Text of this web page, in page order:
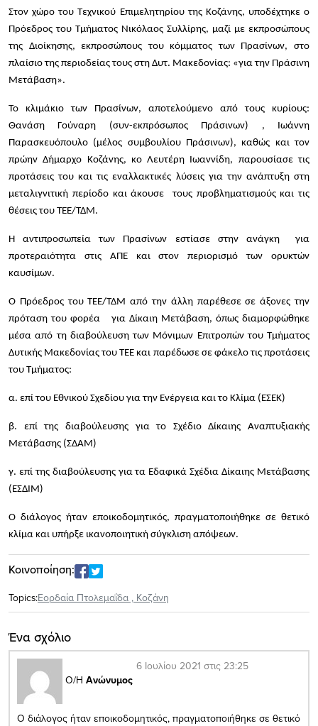
Στον χώρο του Τεχνικού Επιμελητηρίου της Κοζάνης, υποδέχτηκε ο
Πρόεδρος του Τμήματος Νικόλαος Συλλίρης, μαζί με εκπροσώπους
της Διοίκησης, εκπροσώπους του κόμματος των Πρασίνων, στο
πλαίσιο της περιοδείας τους στη Δυτ. Μακεδονίας: «για την Πράσινη
Μετάβαση».
Το κλιμάκιο των Πρασίνων, αποτελούμενο από τους κυρίους:
Θανάση Γούναρη (συν-εκπρόσωπος Πράσινων) , Ιωάννη
Παρασκευόπουλο (μέλος συμβουλίου Πράσινων), καθώς και τον
πρώην Δήμαρχο Κοζάνης, κο Λευτέρη Ιωαννίδη, παρουσίασε τις
προτάσεις του και τις εναλλακτικές λύσεις για την ανάπτυξη στη
μεταλιγνιτική περίοδο και άκουσε τους προβληματισμούς και τις
θέσεις του ΤΕΕ/ΤΔΜ.
Η αντιπροσωπεία των Πρασίνων εστίασε στην ανάγκη για
προτεραιότητα στις ΑΠΕ και στον περιορισμό των ορυκτών
καυσίμων.
Ο Πρόεδρος του ΤΕΕ/ΤΔΜ από την άλλη παρέθεσε σε άξονες την
πρόταση του φορέα για Δίκαιη Μετάβαση, όπως διαμορφώθηκε
μέσα από τη διαβούλευση των Μόνιμων Επιτροπών του Τμήματος
Δυτικής Μακεδονίας του ΤΕΕ και παρέδωσε σε φάκελο τις προτάσεις
του Τμήματος:
α. επί του Εθνικού Σχεδίου για την Ενέργεια και το Κλίμα (ΕΣΕΚ)
β. επί της διαβούλευσης για το Σχέδιο Δίκαιης Αναπτυξιακής
Μετάβασης (ΣΔΑΜ)
γ. επί της διαβούλευσης για τα Εδαφικά Σχέδια Δίκαιης Μετάβασης
(ΕΣΔΙΜ)
Ο διάλογος ήταν εποικοδομητικός, πραγματοποιήθηκε σε θετικό
κλίμα και υπήρξε ικανοποιητική σύγκλιση απόψεων.
Κοινοποίηση:
Topics:Εορδαία Πτολεμαΐδα , Κοζάνη
Ένα σχόλιο
Ο/Η Ανώνυμος
6 Ιουλίου 2021 στις 23:25
Ο διάλογος ήταν εποικοδομητικός, πραγματοποιήθηκε σε θετικό